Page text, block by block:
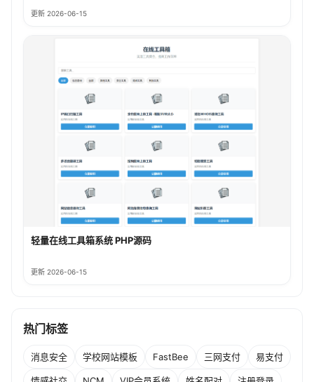
更新 2026-06-15
轻量在线工具箱系统 PHP源码
更新 2026-06-15
热门标签
消息安全 学校网站模板 FastBee 三网支付 易支付